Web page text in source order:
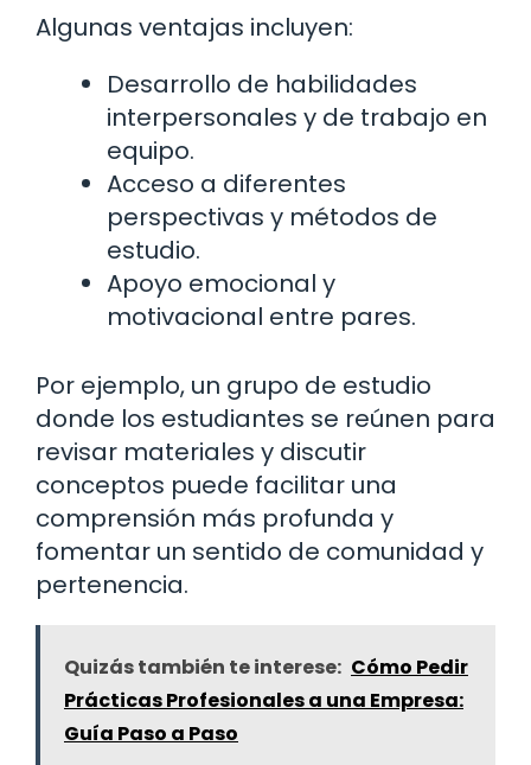
Algunas ventajas incluyen:
Desarrollo de habilidades
interpersonales y de trabajo en
equipo.
Acceso a diferentes
perspectivas y métodos de
estudio.
Apoyo emocional y
motivacional entre pares.
Por ejemplo, un grupo de estudio
donde los estudiantes se reúnen para
revisar materiales y discutir
conceptos puede facilitar una
comprensión más profunda y
fomentar un sentido de comunidad y
pertenencia.
Quizás también te interese: Cómo Pedir
Prácticas Profesionales a una Empresa:
Guía Paso a Paso